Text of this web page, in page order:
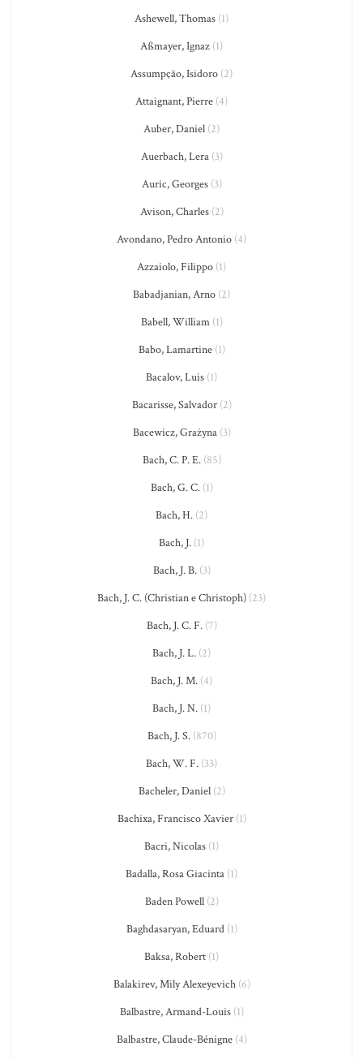
Ashewell, Thomas (1)
Aßmayer, Ignaz (1)
Assumpção, Isidoro (2)
Attaignant, Pierre (4)
Auber, Daniel (2)
Auerbach, Lera(3)
Auric, Georges(3)
Avison, Charles(2)
Avondano, Pedro Antonio (4)
Azzaiolo, Filippo (1)
Babadjanian, Arno (2)
Babell, William(1)
Babo, Lamartine(1)
Bacalov, Luis (1)
Bacarisse, Salvador(2)
Bacewicz, Grażyna(3)
Bach, C. P. E.(85)
Bach, G. C.(1)
Bach, H. (2)
Bach, J. (1)
Bach, J. B.(3)
Bach, J. C. (Christian e Christoph) (23)
Bach, J. C. F.(7)
Bach, J. L. (2)
Bach, J. M. (4)
Bach, J. N. (1)
Bach, J. S.(870)
Bach, W. F. (33)
Bacheler, Daniel(2)
Bachixa, Francisco Xavier(1)
Bacri, Nicolas (1)
Badalla, Rosa Giacinta (1)
Baden Powell(2)
Baghdasaryan, Eduard(1)
Baksa, Robert (1)
Balakirev, Mily Alexeyevich(6)
Balbastre, Armand-Louis(1)
Balbastre, Claude-Bénigne(4)